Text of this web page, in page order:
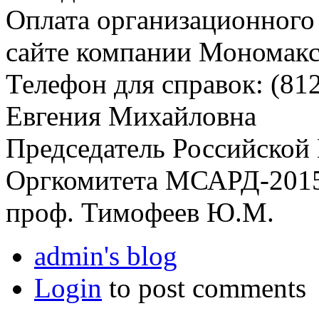
Оплата
сайте компании
Телефон для справок:
Евгения Михайловна
Председатель
Оргкомитета МСАРД-
проф. Тимофеев Ю.М.
admin's blog
Login to post comments